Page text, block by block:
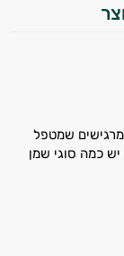
מרגישים שמטפל
כמה סוגי שמן